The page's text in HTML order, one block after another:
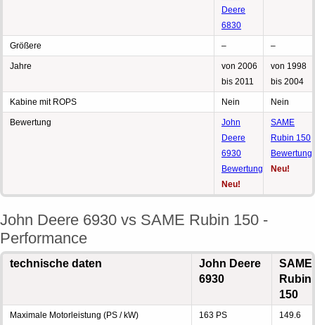
Deere
6830
Größere – –
Jahre
von 2006
bis 2011
von 1998
bis 2004
Kabine mit ROPS Nein Nein
Bewertung
John
Deere
6930
Bewertung
Neu!
SAME
Rubin 150
Bewertung
Neu!
John Deere 6930 vs SAME Rubin 150 -
Performance
technische daten
John Deere
6930
SAME
Rubin
150
Maximale Motorleistung (PS / kW)
163 PS
149.6